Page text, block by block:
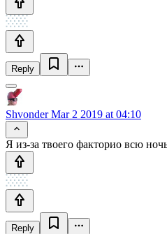
Reply
ShvonderMar 2 2019 at 04:10
Я из-за твоего факторио всю
Reply